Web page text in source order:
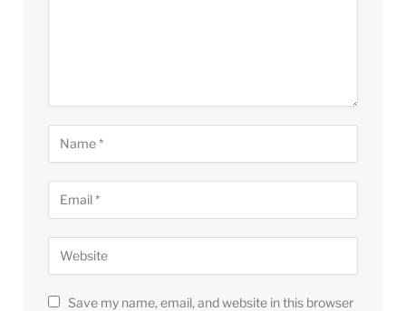
Save my name, email, and website in this browser